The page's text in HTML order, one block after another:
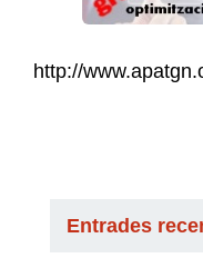
http://
Entrades